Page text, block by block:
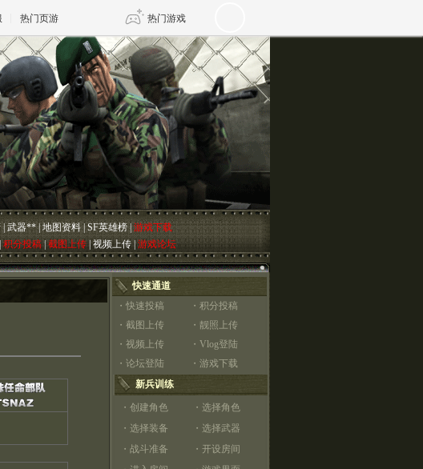
热门页游 热门游戏
魔兽 DNF 传奇4
天堂 剑网3旗舰版 新天龙八部
王权与自由 诛仙世界 仙剑世界
武器** | 地图资料 SF英雄榜 游戏下载
积分投稿 | 截图上传 视频上传 游戏论坛
快速通道
・ 快速投稿 ・ 积分投稿
・ 截图上传 ・ 靓照上传
・ 视频上传 ・ Vlog登陆
・ 论坛登陆 ・ 游戏下载
新兵训练
・ 创建角色 ・ 选择角色
・ 选择装备 ・ 选择武器
・ 战斗准备 ・ 开设房间